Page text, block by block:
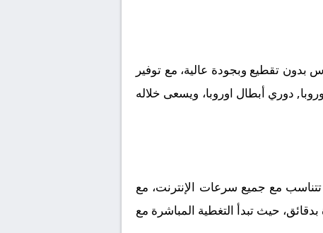
تقطيع وبجودة عالية، مع توفير
دوري أبطال اوروبا، ويسعى خلاله
مع جميع سرعات الإنترنت، مع
حيث تبدأ التغطية المباشرة مع